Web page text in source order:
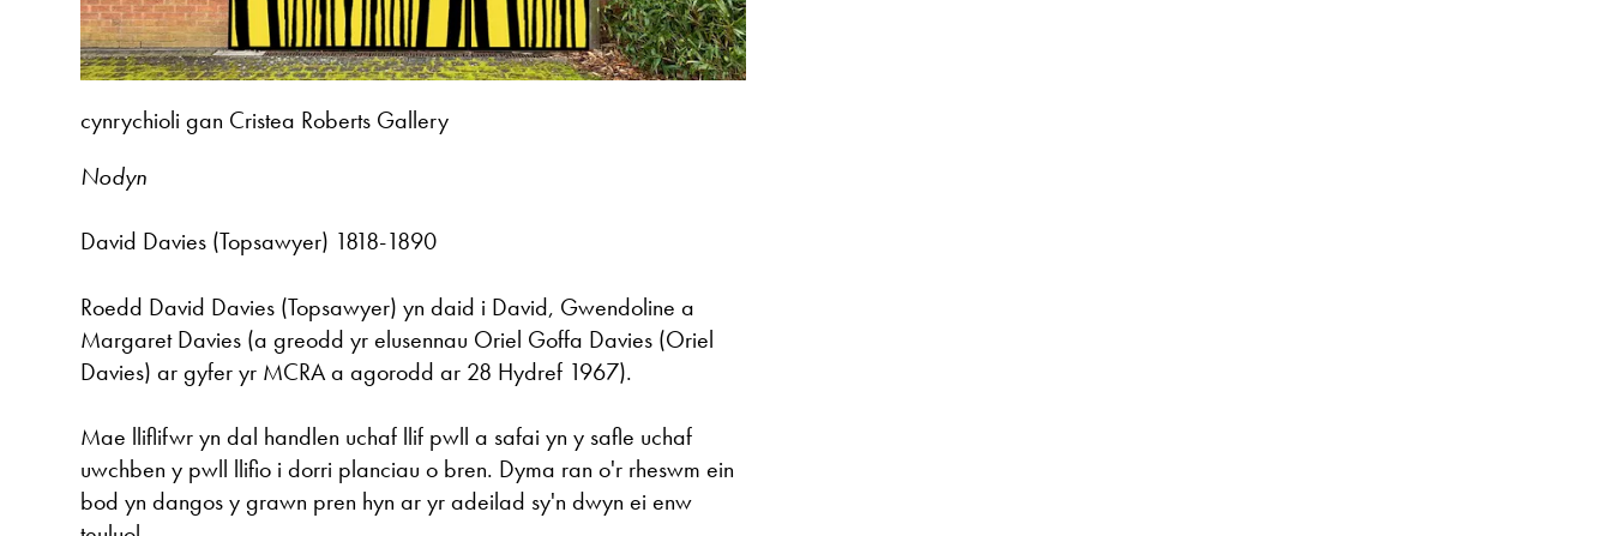
cynrychioli gan Cristea Roberts Gallery
Nodyn
David Davies (Topsawyer) 1818-1890
Roedd David Davies (Topsawyer) yn daid i David, Gwendoline a
Margaret Davies (a greodd yr elusennau Oriel Goffa Davies (Oriel
Davies) ar gyfer yr MCRA a agorodd ar 28 Hydref 1967).
Mae lliflifwr yn dal handlen uchaf llif pwll a safai yn y safle uchaf
uwchben y pwll llifio i dorri planciau o bren. Dyma ran o'r rheswm ein
bod yn dangos y grawn pren hyn ar yr adeilad sy'n dwyn ei enw